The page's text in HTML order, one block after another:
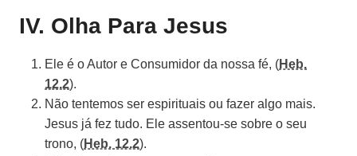
IV. Olha Para Jesus
Ele é o Autor e Consumidor da nossa fé, (Heb.
12.2).
Não tentemos ser espirituais ou fazer algo mais.
Jesus já fez tudo. Ele assentou-se sobre o seu
trono, (Heb. 12.2).